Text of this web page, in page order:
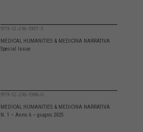
979-12-218-1937-3
MEDICAL HUMANITIES & MEDICINA NARRATIVA
Special Issue
979-12-218-1938-0
MEDICAL HUMANITIES & MEDICINA NARRATIVA
N. 1 – Anno 6 – giugno 2025